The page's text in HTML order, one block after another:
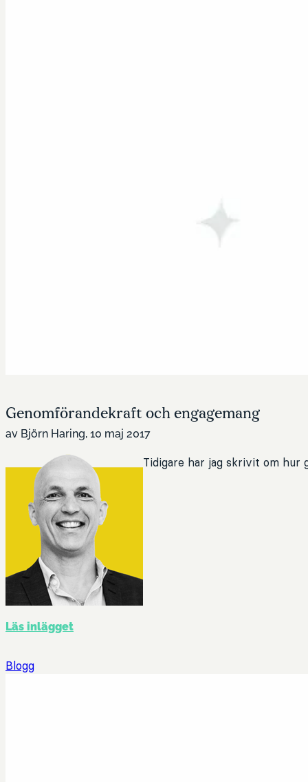
Genomförandekraft och engagemang
av Björn Haring, 10 maj 2017
Tidigare har jag skrivit om hur
Läs inlägget
Blogg